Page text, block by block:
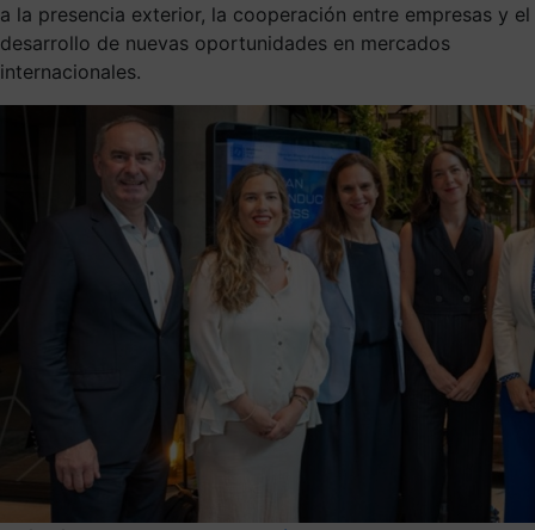
a la presencia exterior, la cooperación entre empresas y el
desarrollo de nuevas oportunidades en mercados
internacionales.